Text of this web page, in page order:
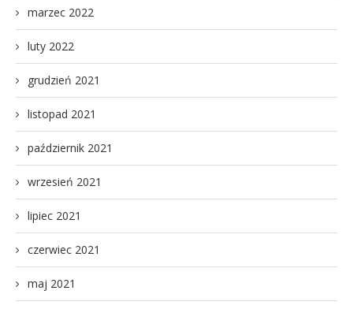
marzec 2022
luty 2022
grudzień 2021
listopad 2021
październik 2021
wrzesień 2021
lipiec 2021
czerwiec 2021
maj 2021